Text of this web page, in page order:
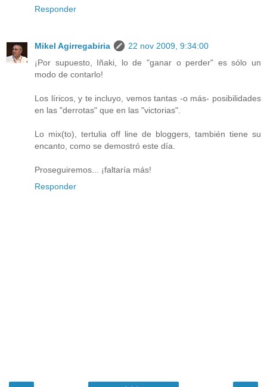
Responder
Mikel Agirregabiria
22 nov 2009, 9:34:00
¡Por supuesto, Iñaki, lo de "ganar o perder" es sólo un
modo de contarlo!
Los líricos, y te incluyo, vemos tantas -o más- posibilidades
en las "derrotas" que en las "victorias".
Lo mix(to), tertulia off line de bloggers, también tiene su
encanto, como se demostró este día.
Proseguiremos... ¡faltaría más!
Responder